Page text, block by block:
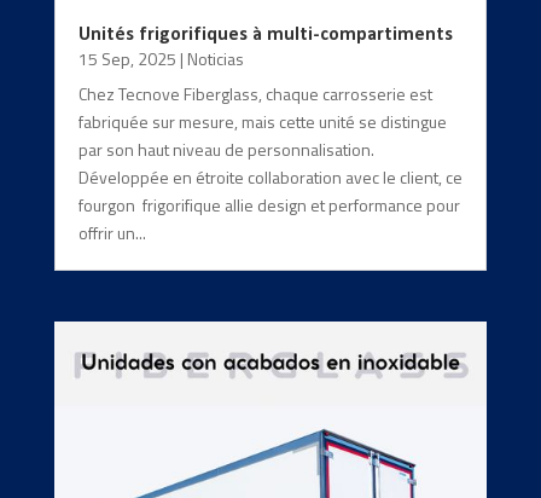
Unités frigorifiques à multi-compartiments
15 Sep, 2025 | Noticias
Chez Tecnove Fiberglass, chaque carrosserie est
fabriquée sur mesure, mais cette unité se distingue
par son haut niveau de personnalisation.
Développée en étroite collaboration avec le client, ce
fourgon frigorifique allie design et performance pour
offrir un...